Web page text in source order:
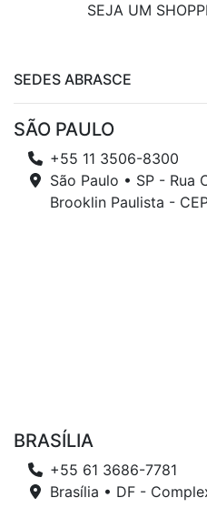
SEJA UM
SEDES ABRASCE
SÃO PAULO
+55 11 3506-8300
São Paulo • SP - Rua
Brooklin Paulista -
BRASÍLIA
+55 61 3686-7781
Brasília • DF -